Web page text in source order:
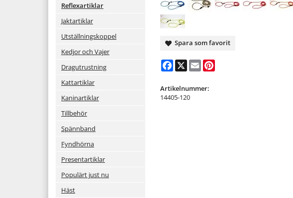
Reflexartiklar
Jaktartiklar
Utställningskoppel
Kedjor och Vajer
Dragutrustning
Kattartiklar
Kaninartiklar
Tillbehör
Spännband
Fyndhörna
Presentartiklar
Populärt just nu
Häst
Spara som favorit
Facebook
X Email
Artikelnummer:
14405-120